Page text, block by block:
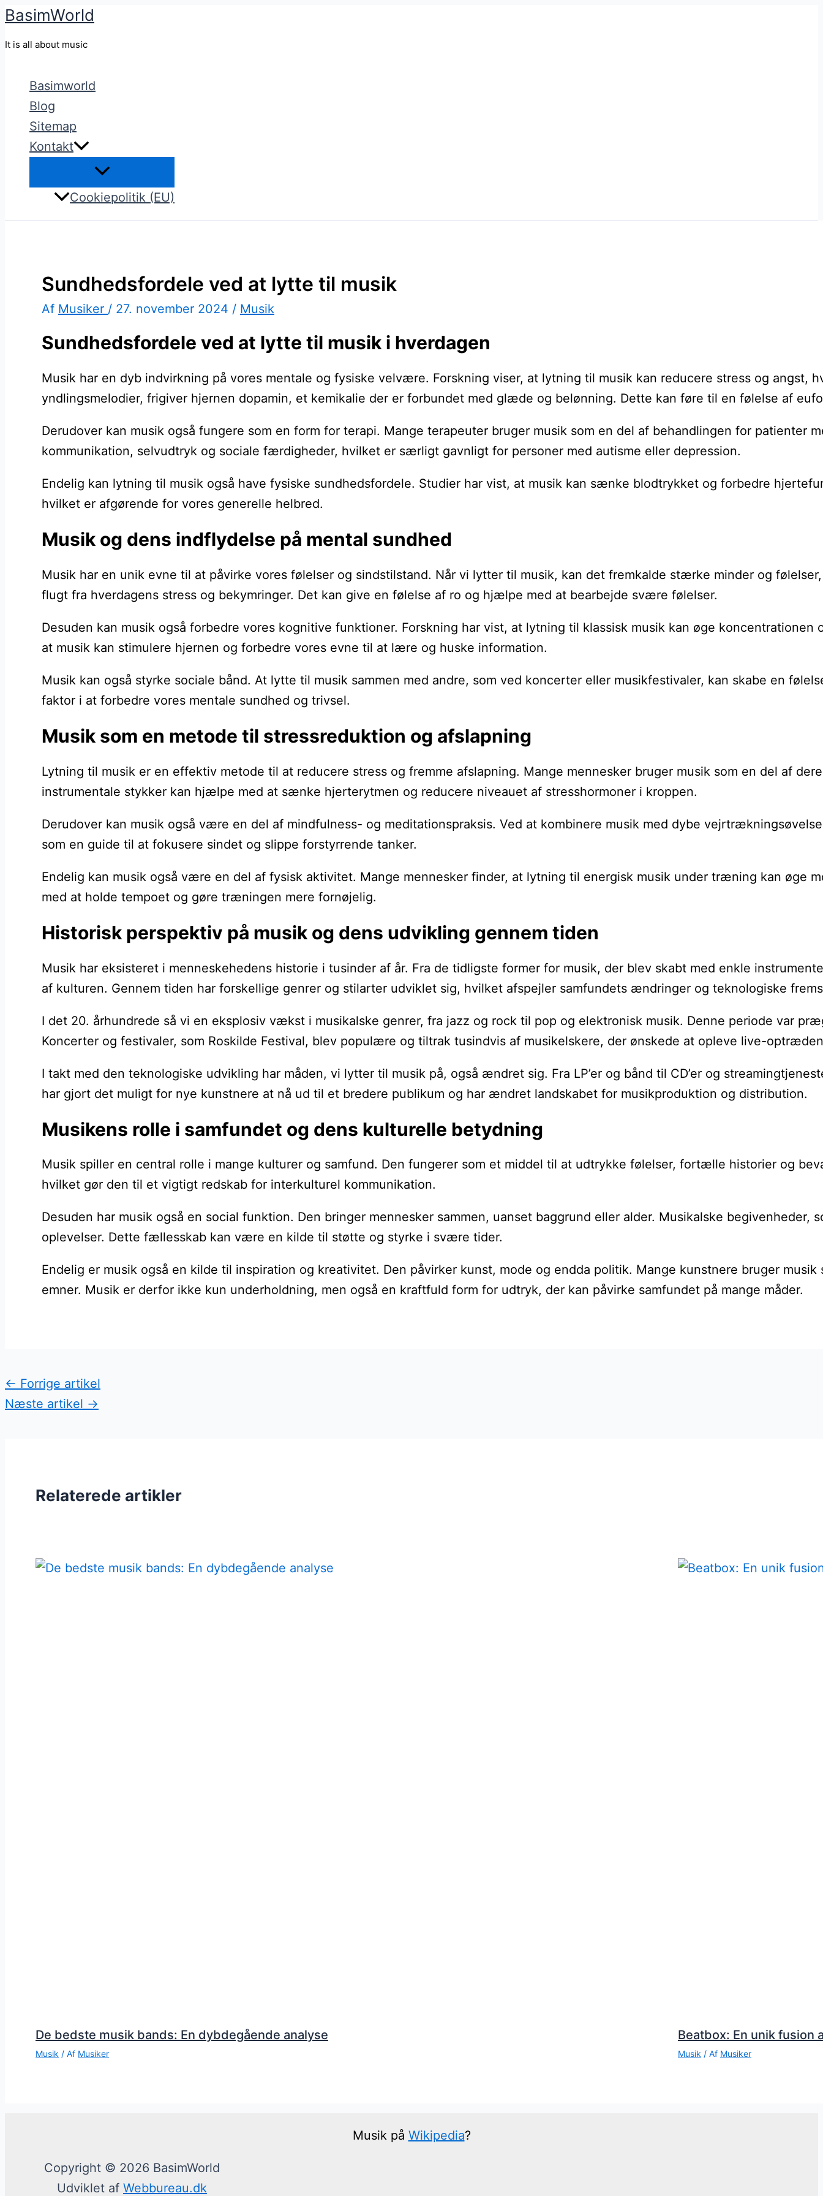
Gå
BasimWorld
It is all about music
Basimworld
Blog
Sitemap
Kontakt
Cookiepolitik (EU)
Sundhedsfordele ved at lytte til musik
Af Musiker / 27. november 2024 / Musik
Sundhedsfordele ved at lytte til musik i hverdagen
Musik har en dyb indvirkning på vores mentale og fysiske velvære. Forskning viser, at lytning til musik kan reducere stress og
yndlingsmelodier, frigiver hjernen dopamin, et kemikalie der er forbundet med glæde og belønning. Dette kan føre til en følelse af
Derudover kan musik også fungere som en form for terapi. Mange terapeuter bruger musik som en del af behandlingen for
kommunikation, selvudtryk og sociale færdigheder, hvilket er særligt gavnligt for personer med autisme eller depression.
Endelig kan lytning til musik også have fysiske sundhedsfordele. Studier har vist, at musik kan sænke blodtrykket og forbedre
hvilket er afgørende for vores generelle helbred.
Musik og dens indflydelse på mental sundhed
Musik har en unik evne til at påvirke vores følelser og sindstilstand. Når vi lytter til musik, kan det fremkalde stærke minder og
flugt fra hverdagens stress og bekymringer. Det kan give en følelse af ro og hjælpe med at bearbejde svære følelser.
Desuden kan musik også forbedre vores kognitive funktioner. Forskning har vist, at lytning til klassisk musik kan øge
at musik kan stimulere hjernen og forbedre vores evne til at lære og huske information.
Musik kan også styrke sociale bånd. At lytte til musik sammen med andre, som ved koncerter eller musikfestivaler, kan skabe en
faktor i at forbedre vores mentale sundhed og trivsel.
Musik som en metode til stressreduktion og afslapning
Lytning til musik er en effektiv metode til at reducere stress og fremme afslapning. Mange mennesker bruger musik som en del af
instrumentale stykker kan hjælpe med at sænke hjerterytmen og reducere niveauet af stresshormoner i kroppen.
Derudover kan musik også være en del af mindfulness- og meditationspraksis. Ved at kombinere musik med dybe
som en guide til at fokusere sindet og slippe forstyrrende tanker.
Endelig kan musik også være en del af fysisk aktivitet. Mange mennesker finder, at lytning til energisk musik under træning kan
med at holde tempoet og gøre træningen mere fornøjelig.
Historisk perspektiv på musik og dens udvikling gennem tiden
Musik har eksisteret i menneskehedens historie i tusinder af år. Fra de tidligste former for musik, der blev skabt med enkle
af kulturen. Gennem tiden har forskellige genrer og stilarter udviklet sig, hvilket afspejler samfundets ændringer og teknologiske
I det 20. århundrede så vi en eksplosiv vækst i musikalske genrer, fra jazz og rock til pop og elektronisk musik. Denne periode var
Koncerter og festivaler, som Roskilde Festival, blev populære og tiltrak tusindvis af musikelskere, der ønskede at opleve live-
I takt med den teknologiske udvikling har måden, vi lytter til musik på, også ændret sig. Fra LP’er og bånd til CD’er og
har gjort det muligt for nye kunstnere at nå ud til et bredere publikum og har ændret landskabet for musikproduktion og distribution.
Musikens rolle i samfundet og dens kulturelle betydning
Musik spiller en central rolle i mange kulturer og samfund. Den fungerer som et middel til at udtrykke følelser, fortælle historier og
hvilket gør den til et vigtigt redskab for interkulturel kommunikation.
Desuden har musik også en social funktion. Den bringer mennesker sammen, uanset baggrund eller alder. Musikalske
oplevelser. Dette fællesskab kan være en kilde til støtte og styrke i svære tider.
Endelig er musik også en kilde til inspiration og kreativitet. Den påvirker kunst, mode og endda politik. Mange kunstnere bruger
emner. Musik er derfor ikke kun underholdning, men også en kraftfuld form for udtryk, der kan påvirke samfundet på mange måder.
← Forrige artikel
Næste artikel →
Relaterede artikler
De bedste musik bands: En dybdegående analyse
Musik / Af Musiker
Beatbox: En unik fusion
Musik / Af Musiker
Musik på Wikipedia?
Copyright © 2026 BasimWorld
Udviklet af Webbureau.dk